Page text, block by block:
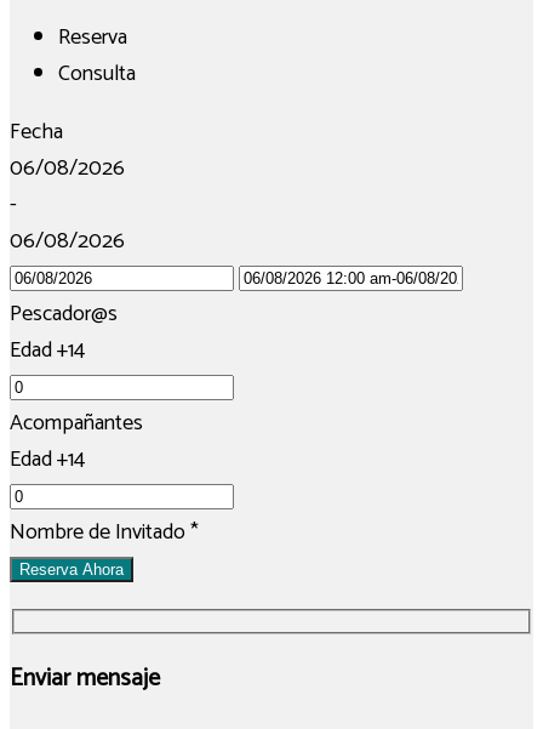
Reserva
Consulta
Fecha
06/08/2026
-
06/08/2026
Pescador@s
Edad +14
Acompañantes
Edad +14
Nombre de Invitado*
Reserva Ahora
Enviar mensaje